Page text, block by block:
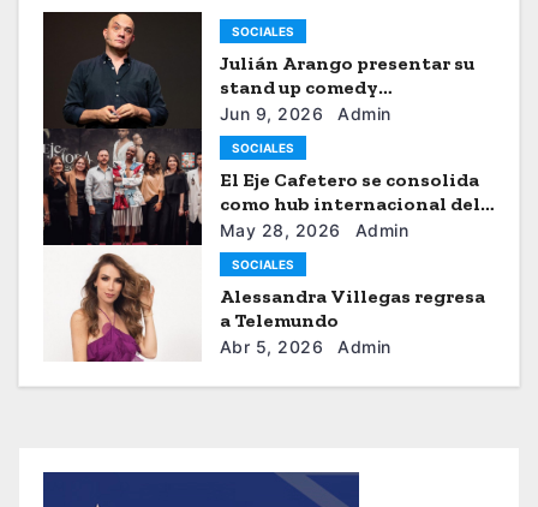
SOCIALES
Julián Arango presentar su
stand up comedy
“Julianchou”
Jun 9, 2026 Admin
SOCIALES
El Eje Cafetero se consolida
como hub internacional del
sistema moda
May 28, 2026 Admin
SOCIALES
Alessandra Villegas regresa
a Telemundo
Abr 5, 2026 Admin